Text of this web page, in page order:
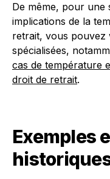
De même, pour une
implications de la
retrait, vous pouvez
spécialisées,
cas de température
droit de retrait.
Exemples